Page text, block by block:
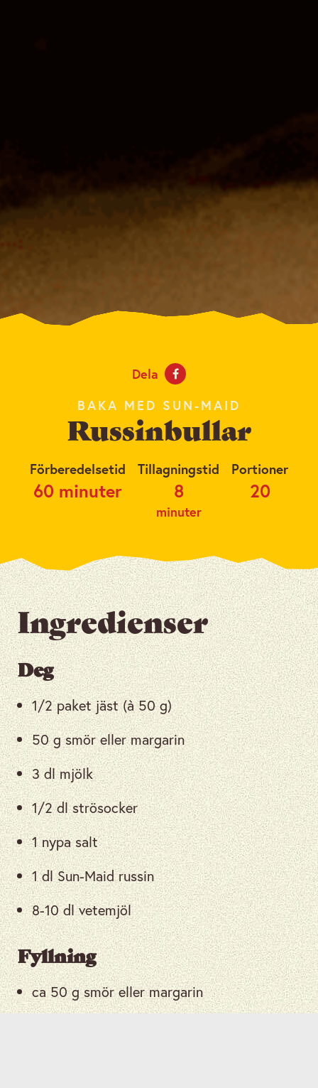
Dela
BAKA MED SUN-MAID
Russinbullar
Förberedelsetid
60 minuter
Tillagningstid
8
minuter
Portioner
20
Ingredienser
Deg
1/2 paket jäst (à 50 g)
50 g smör eller margarin
3 dl mjölk
1/2 dl strösocker
1 nypa salt
1 dl Sun-Maid russin
8-10 dl vetemjöl
Fyllning
ca 50 g smör eller margarin